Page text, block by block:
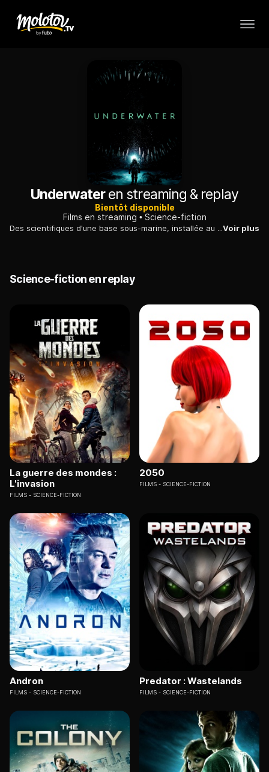
Underwateren streaming & replay
Bientôt disponible
Films en streaming
Science-fiction
Des scientifiques d'une base sous-marine, installée au fond de l'Océan, deviennent la cible de monstres à tentacules et tentent de survivre.Voir plus
Science-fiction en replay
La guerre des mondes :
L'invasion
FILMS SCIENCE-FICTION
2050
FILMS SCIENCE-FICTION
Andron
FILMS SCIENCE-FICTION
Predator : Wastelands
FILMS SCIENCE-FICTION